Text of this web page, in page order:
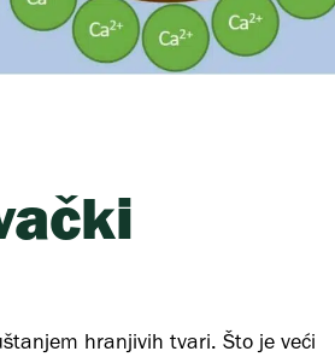
hranjivih tvari. Što je veći